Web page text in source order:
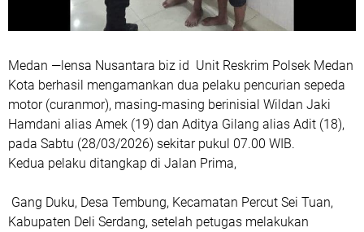
Medan —lensa Nusantara biz id Unit Reskrim Polsek Medan
Kota berhasil mengamankan dua pelaku pencurian sepeda
motor (curanmor), masing-masing berinisial Wildan Jaki
Hamdani alias Amek (19) dan Aditya Gilang alias Adit (18),
pada Sabtu (28/03/2026) sekitar pukul 07.00 WIB.
Kedua pelaku ditangkap di Jalan Prima,
Gang Duku, Desa Tembung, Kecamatan Percut Sei Tuan,
Kabupaten Deli Serdang, setelah petugas melakukan